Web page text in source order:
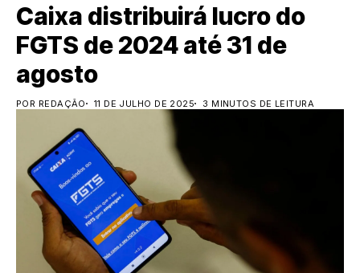
Caixa distribuirá lucro do
FGTS de 2024 até 31 de
agosto
POR REDAÇÃO 11 DE JULHO DE 2025 3 MINUTOS DE LEITURA